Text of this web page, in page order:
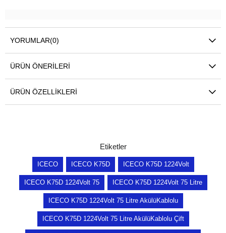
YORUMLAR(0)
ÜRÜN ÖNERILERI
ÜRÜN ÖZELLIKLERI
Etiketler
ICECO ICECO K75D ICECO K75D 1224Volt
ICECO K75D 1224Volt 75 ICECO K75D 1224Volt 75 Litre
ICECO K75D 1224Volt 75 Litre AkülüKablolu
ICECO K75D 1224Volt 75 Litre AkülüKablolu Çift